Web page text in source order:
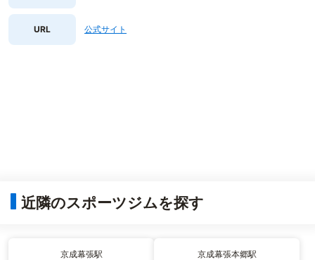
URL 公式サイト
近隣のスポーツジムを探す
京成幕張駅 京成幕張本郷駅